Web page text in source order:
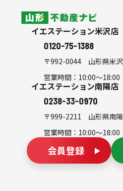
イエステーション米沢店
0120-75-1388
〒992-0044
山形県米
営業時間：10:00～
イエステーション南陽店
0238-33-0970
〒999-2211
山形県南
営業時間：10:00～
会員登録